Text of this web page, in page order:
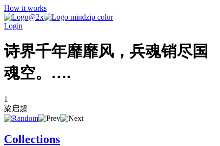
How it works
Login
诗界千年靡靡风，兵魂销尽国
魂空。….
1
梁启超
Collections